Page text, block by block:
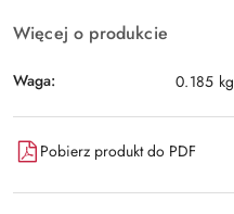
Więcej o produkcie
Waga: 0.185 kg
Pobierz produkt do PDF